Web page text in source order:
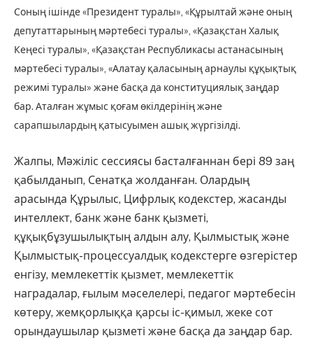
Соның ішінде «Президент туралы», «Құрылтай және оның
депутаттарының мәртебесі туралы», «Қазақстан Халық
Кеңесі туралы», «Қазақстан Республикасы астанасының
мәртебесі туралы», «Алатау қаласының арнаулы құқықтық
режимі туралы» және басқа да конституциялық заңдар
бар. Аталған жұмыс қоғам өкілдерінің және
сарапшылардың қатысуымен ашық жүргізілді.
Жалпы, Мәжіліс сессиясы басталғаннан бері 89 заң
қабылданып, Сенатқа жолданған. Олардың
арасында Құрылыс, Цифрлық кодекстер, жасанды
интеллект, банк және банк қызметі,
құқықбұзушылықтың алдын алу, Қылмыстық және
Қылмыстық-процессуалдық кодекстерге өзгерістер
енгізу, мемлекеттік қызмет, мемлекеттік
наградалар, ғылым мәселелері, педагог мәртебесін
көтеру, жемқорлыққа қарсы іс-қимыл, жеке сот
орындаушылар қызметі және басқа да заңдар бар.